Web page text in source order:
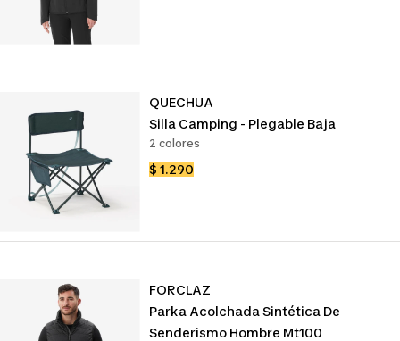
QUECHUA
Silla Camping - Plegable Baja
2 colores
Precio
$ 1.290
FORCLAZ
Parka Acolchada Sintética De
Senderismo Hombre Mt100